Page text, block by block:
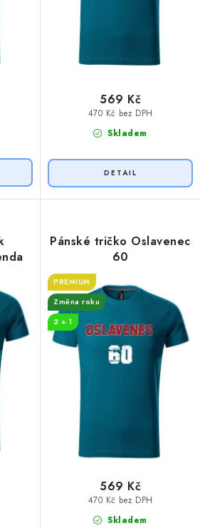
Skladem
470 Kč bez DPH
569 Kč
Pánské tričko Oslavenec
60
PREMIUM
Změna roku
2 + 1
Skladem
470 Kč bez DPH
569 Kč